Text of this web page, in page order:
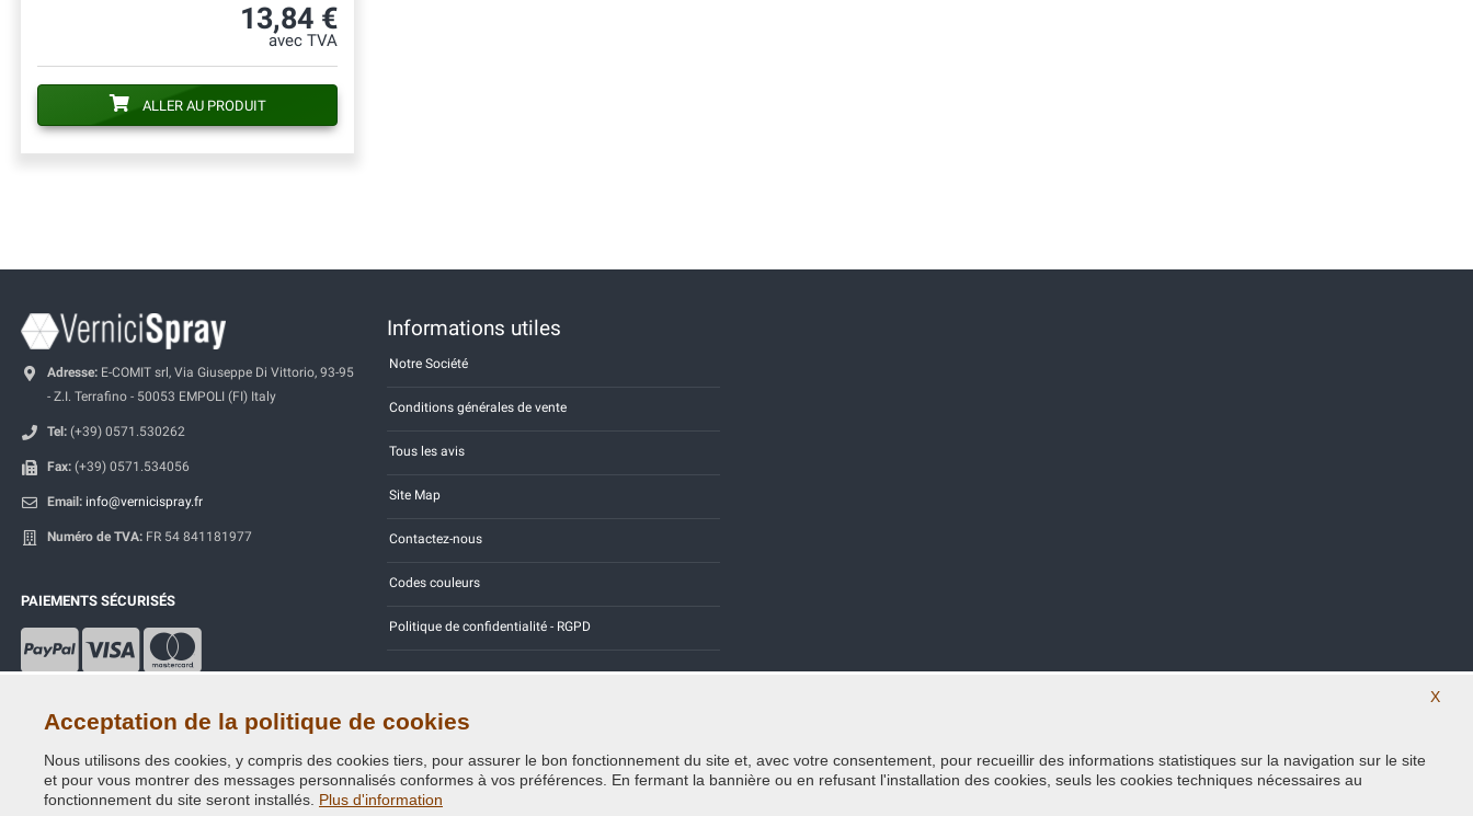
13,84 €
avec TVA
ALLER AU PRODUIT
Adresse: E-COMIT srl, Via Giuseppe Di Vittorio, 93-95
- Z.I. Terrafino - 50053 EMPOLI (FI) Italy
Tel: (+39) 0571.530262
Fax: (+39) 0571.534056
Email: info@vernicispray.fr
Numéro de TVA: FR 54 841181977
PAIEMENTS SÉCURISÉS
Informations utiles
Notre Société
Conditions générales de vente
Tous les avis
Site Map
Contactez-nous
Codes couleurs
Politique de confidentialité - RGPD
Copyright © 2014 - 2026. All Rights Reserved.
Visiteurs online: 386
Credits:E-COMIT Suivez nous sur nos réseaux sociaux
X
Acceptation de la politique de cookies
Nous utilisons des cookies, y compris des cookies tiers, pour assurer le bon fonctionnement du site et, avec votre consentement, pour recueillir des informations statistiques sur la navigation sur le site
et pour vous montrer des messages personnalisés conformes à vos préférences. En fermant la bannière ou en refusant l'installation des cookies, seuls les cookies techniques nécessaires au
fonctionnement du site seront installés. Plus d'information